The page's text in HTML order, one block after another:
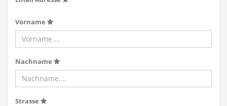
Vorname
Nachname
Strasse